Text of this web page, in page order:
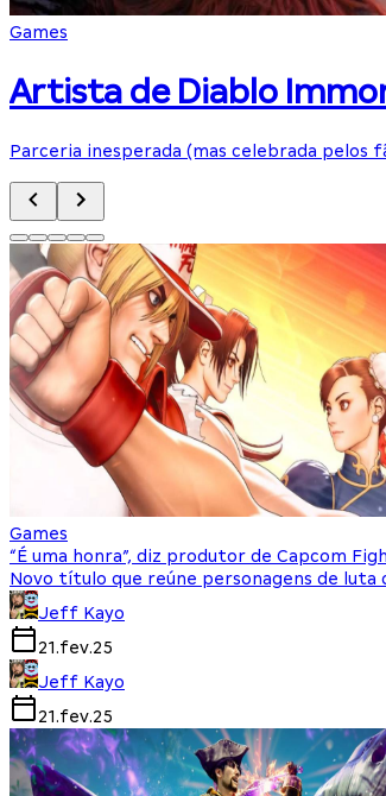
Games
Artista de Diablo
Parceria inesperada (mas celebrada pelos
Games
“É uma honra”, diz produtor de Capcom
Novo título que reúne personagens de luta
Jeff Kayo
21.fev.25
Jeff Kayo
21.fev.25